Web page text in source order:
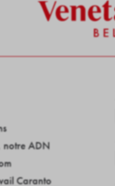
notre ADN
Caranto